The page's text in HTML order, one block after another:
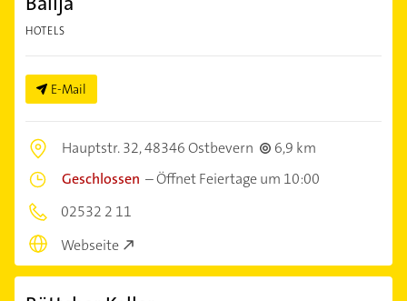
HOTELS
E-Mail
Hauptstr. 32,48346 Ostbevern
6,9 km
Geschlossen –Öffnet Feiertage um 10:00
02532 2 11
Webseite